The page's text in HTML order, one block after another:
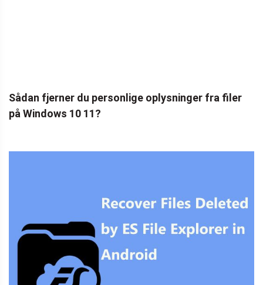
Sådan fjerner du personlige oplysninger fra filer
på Windows 10 11?